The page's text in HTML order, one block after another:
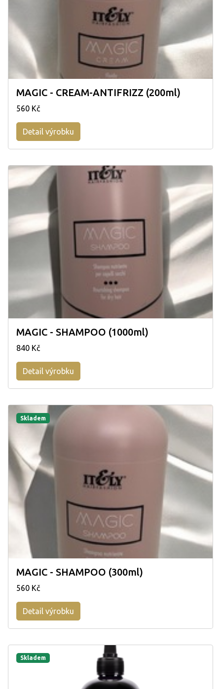
MAGIC - CREAM-ANTIFRIZZ (200ml)
560 Kč
Detail výrobku
MAGIC - SHAMPOO (1000ml)
840 Kč
Detail výrobku
Skladem
MAGIC - SHAMPOO (300ml)
560 Kč
Detail výrobku
Skladem